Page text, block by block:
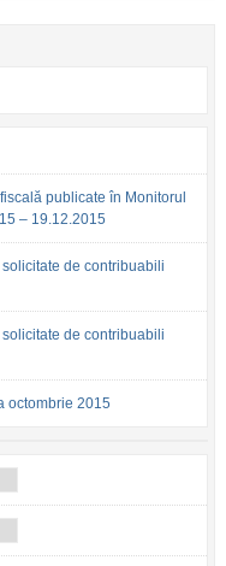
publicate în Monitorul
– 19.12.2015
solicitate de contribuabili
solicitate de contribuabili
octombrie 2015